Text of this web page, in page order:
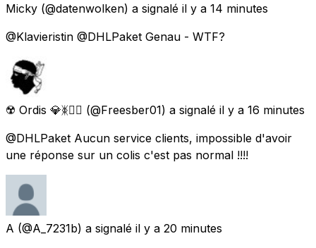
Micky (@datenwolken) a signalé il y a 14 minutes
@Klavieristin @DHLPaket Genau - WTF?
☢️ Ordis 💎ᛤ🏴‍☠️ (@Freesber01) a signalé il y a 16 minutes
@DHLPaket Aucun service clients, impossible d'avoir
une réponse sur un colis c'est pas normal !!!!
A (@A_7231b) a signalé il y a 20 minutes